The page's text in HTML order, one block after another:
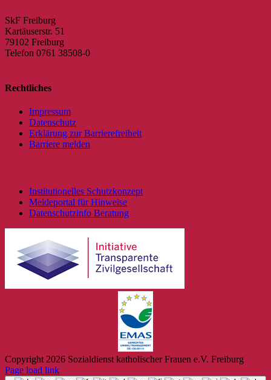
SkF Freiburg
Kartäuserstr. 51
79102 Freiburg
Telefon 0761 38508-0
Rechtliches
Impressum
Datenschutz
Erklärung zur Barrierefreiheit
Barriere melden
Institutionelles Schutzkonzept
Meldeportal für Hinweise
Datenschutzinfo Beratung
Copyright 2026 Sozialdienst katholischer Frauen e.V. Freiburg
Page load link